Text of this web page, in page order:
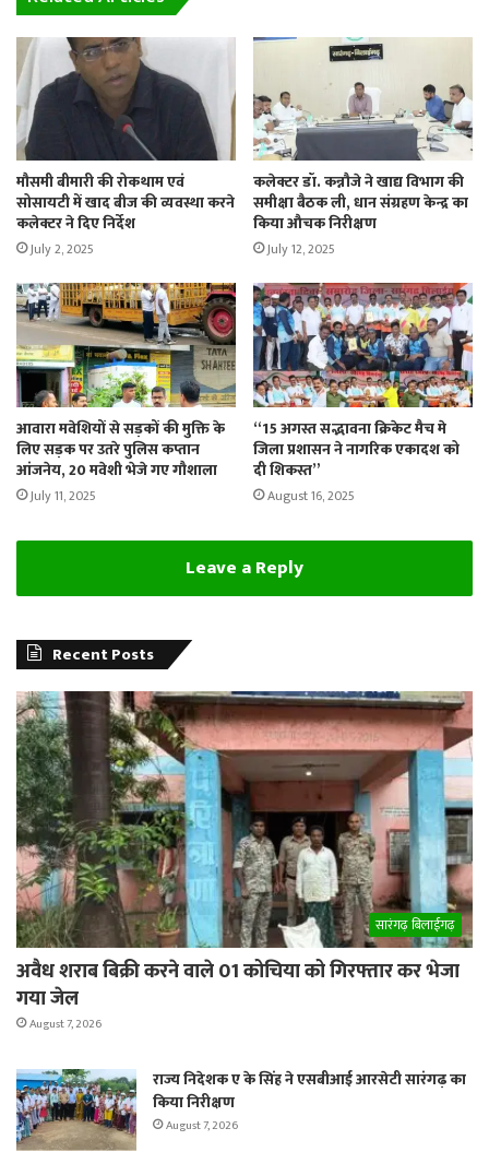
मौसमी बीमारी की रोकथाम एवं
सोसायटी में खाद बीज की व्यवस्था करने
कलेक्टर ने दिए निर्देश
July 2, 2025
कलेक्टर डॉ. कन्नौजे ने खाद्य विभाग की
समीक्षा बैठक ली, धान संग्रहण केन्द्र का
किया औचक निरीक्षण
July 12, 2025
आवारा मवेशियों से सड़कों की मुक्ति के
लिए सड़क पर उतरे पुलिस कप्तान
आंजनेय, 20 मवेशी भेजे गए गौशाला
July 11, 2025
“15 अगस्त सद्भावना क्रिकेट मैच मे
जिला प्रशासन ने नागरिक एकादश को
दी शिकस्त”
August 16, 2025
Leave a Reply
Recent Posts
सारंगढ़ बिलाईगढ़
अवैध शराब बिक्री करने वाले 01 कोचिया को गिरफ्तार कर भेजा
गया जेल
August 7, 2026
राज्य निदेशक ए के सिंह ने एसबीआई आरसेटी सारंगढ़ का
किया निरीक्षण
August 7, 2026